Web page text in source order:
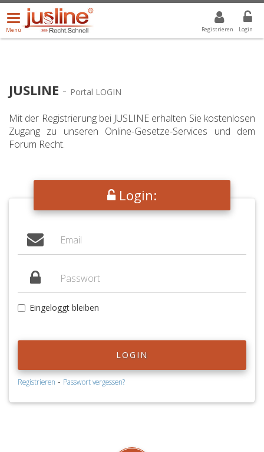
Registrieren Login
Menü
öffnen/schließen
Menü
ALLE DROPDOWN: GEWÄHLTER WERT IST ALLE
JUSLINE - Portal LOGIN
Mit der Registrierung bei JUSLINE erhalten Sie kostenlosen
Zugang zu unseren Online-Gesetze-Services und dem
Forum Recht.
Login:
Eingeloggt bleiben
LOGIN
Registrieren - Passwort vergessen?